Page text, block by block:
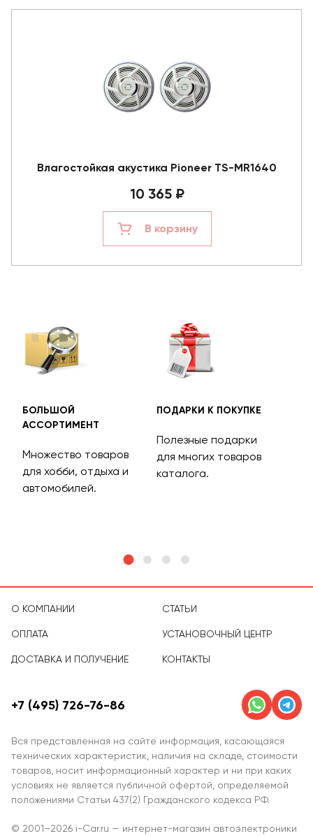
Влагостойкая акустика Pioneer TS-MR1640
10 365 ₽
В корзину
БОЛЬШОЙ
АССОРТИМЕНТ
Множество товаров
для хобби, отдыха и
автомобилей.
ПОДАРКИ К ПОКУПКЕ
Полезные подарки
для многих товаров
каталога.
О КОМПАНИИ
ОПЛАТА
ДОСТАВКА И ПОЛУЧЕНИЕ
СТАТЬИ
УСТАНОВОЧНЫЙ ЦЕНТР
КОНТАКТЫ
Вся представленная на сайте информация, касающаяся
технических характеристик, наличия на складе, стоимости
товаров, носит информационный характер и ни при каких
условиях не является публичной офертой, определяемой
положениями Статьи 437(2) Гражданского кодекса РФ.
+7 (495) 726-76-86
© 2001–2026 i-Car.ru — интернет-магазин автоэлектроники